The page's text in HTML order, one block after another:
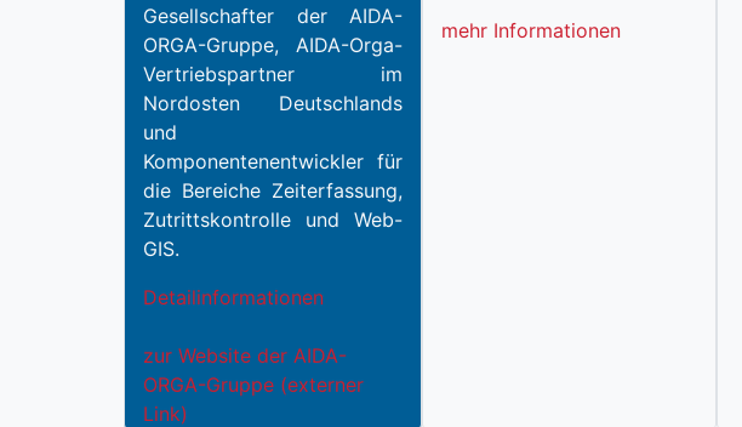
Gesellschafter der AIDA-
ORGA-Gruppe, AIDA-Orga-
Vertriebspartner im
Nordosten Deutschlands
und
Komponentenentwickler für
die Bereiche Zeiterfassung,
Zutrittskontrolle und Web-
GIS.
Detailinformationen
zur Website der AIDA-
ORGA-Gruppe (externer
Link)
mehr Informationen